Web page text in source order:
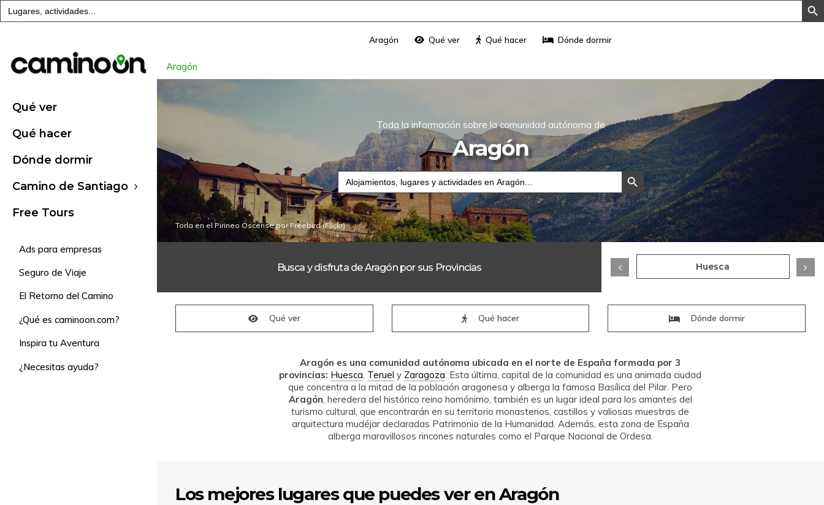
Buscar:
Qué ver
Qué hacer
Dónde dormir
Camino de Santiago
Free Tours
Ads para empresas
Seguro de Viaje
El Retorno del Camino
¿Qué es caminoon.com?
Inspira tu Aventura
¿Necesitas ayuda?
Aragón Qué ver Qué hacer Dónde dormir
Aragón
Toda la información sobre la comunidad autónoma de
Aragón
Buscar: Botón de búsqueda
Torla en el Pirineo Oscense porFreebird(Flickr)
Busca y disfruta de Aragón por sus Provincias
Teruel Huesca
Qué ver Qué hacer Dónde dormir
Aragón es una comunidad autónoma ubicada en el norte de España formada por 3
provincias: Huesca, Teruel y Zaragoza. Esta última, capital de la comunidad es una animada ciudad
que concentra a la mitad de la población aragonesa y alberga la famosa Basílica del Pilar. Pero
Aragón, heredera del histórico reino homónimo, también es un lugar ideal para los amantes del
turismo cultural, que encontrarán en su territorio monasterios, castillos y valiosas muestras de
arquitectura mudéjar declaradas Patrimonio de la Humanidad. Además, esta zona de España
alberga maravillosos rincones naturales como el Parque Nacional de Ordesa.
Los mejores lugares que puedes ver en Aragón